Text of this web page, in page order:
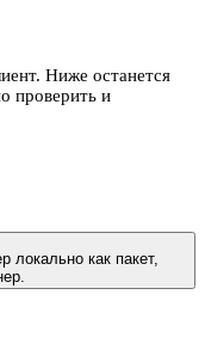
Ниже останется
проверить и
локально как пакет,